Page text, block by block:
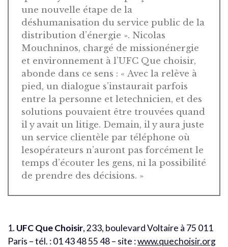
une nouvelle étape de la
déshumanisation du service public de la
distribution d’énergie ». Nicolas
Mouchninos, chargé de missionénergie
et environnement à l’UFC Que choisir,
abonde dans ce sens : « Avec la relève à
pied, un dialogue s’instaurait parfois
entre la personne et letechnicien, et des
solutions pouvaient être trouvées quand
il y avait un litige. Demain, il y aura juste
un service clientèle par téléphone où
lesopérateurs n’auront pas forcément le
temps d’écouter les gens, ni la possibilité
de prendre des décisions. »
1. UFC Que Choisir, 233, boulevard Voltaire à 75 011
Paris – tél. : 01 43 48 55 48 – site :www.quechoisir.org